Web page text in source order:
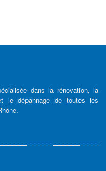
dans la rénovation, la
le dépannage de toutes les